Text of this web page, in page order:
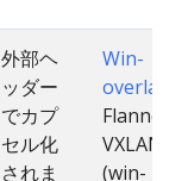
外部ヘ
ッダー
でカプ
セル化
されま
Win-
overlay
Flannel
VXLAN
(win-